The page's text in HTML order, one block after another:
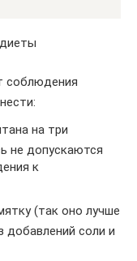
соблюдения
на три
не допускаются
к
(так оно лучше
добавлений соли и